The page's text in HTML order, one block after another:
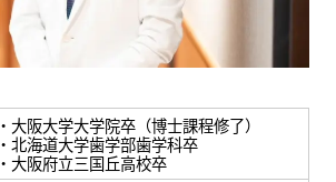
・大阪大学大学院卒（博士課程修了）
・北海道大学歯学部歯学科卒
・大阪府立三国丘高校卒